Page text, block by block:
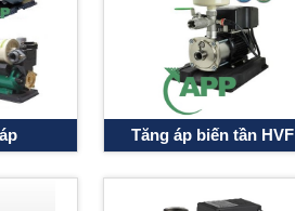
Tăng áp biến tần HVF